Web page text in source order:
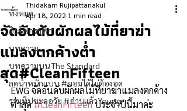
ทั้งหมด
อินโฟกราฟิก
บทความ
บทความบน The Standard
ลดน้ำหนักแบบ #ผอมได้ไม่ต้องอด
รวมทิปชะลอวัย #อ่านแล้วYoung
จัดอันดับผักผลไม้ที่ยาฆ่า
แมลงตกค้างต่ำ
สุด#CleanFifteen
Thidakarn Rujipattanakul
Apr 18, 2022 1 min read
EWG จัดอันดับผักผลไม้ที่ยาฆ่าแมลงตกค้าง
ต่ำสุด #CleanFifteen ประจำปีนี้มาค่ะ